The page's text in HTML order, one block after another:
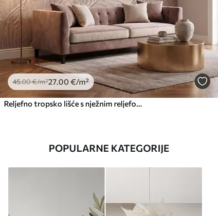
45.00€/m²27 .00 €/m²
POPULARNE KATEGORIJE